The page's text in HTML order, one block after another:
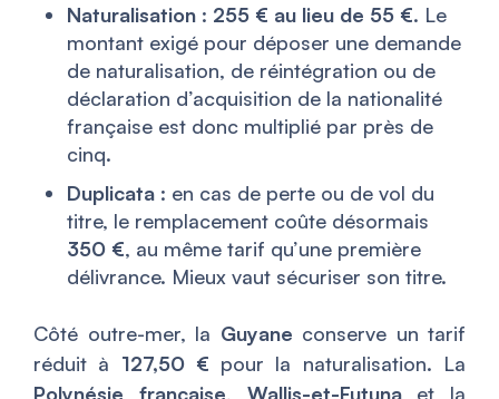
Naturalisation : 255 € au lieu de 55 €. Le
montant exigé pour déposer une demande
de naturalisation, de réintégration ou de
déclaration d’acquisition de la nationalité
française est donc multiplié par près de
cinq.
Duplicata : en cas de perte ou de vol du
titre, le remplacement coûte désormais
350 €, au même tarif qu’une première
délivrance. Mieux vaut sécuriser son titre.
Côté outre-mer, la Guyane conserve un tarif
réduit à 127,50 € pour la naturalisation. La
Polynésie française, Wallis-et-Futunaet la